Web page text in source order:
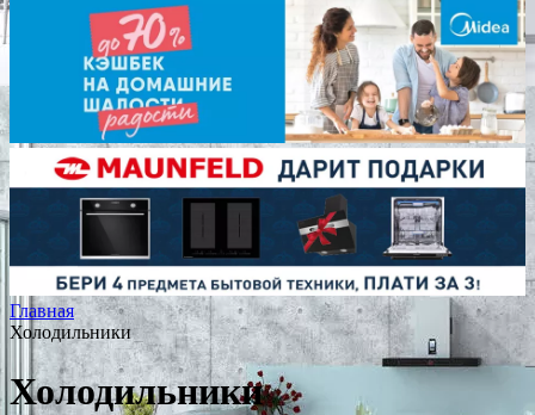
Главная
Холодильники
Холодильники